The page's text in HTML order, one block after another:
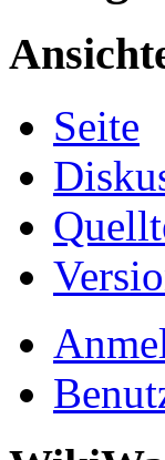
Seite